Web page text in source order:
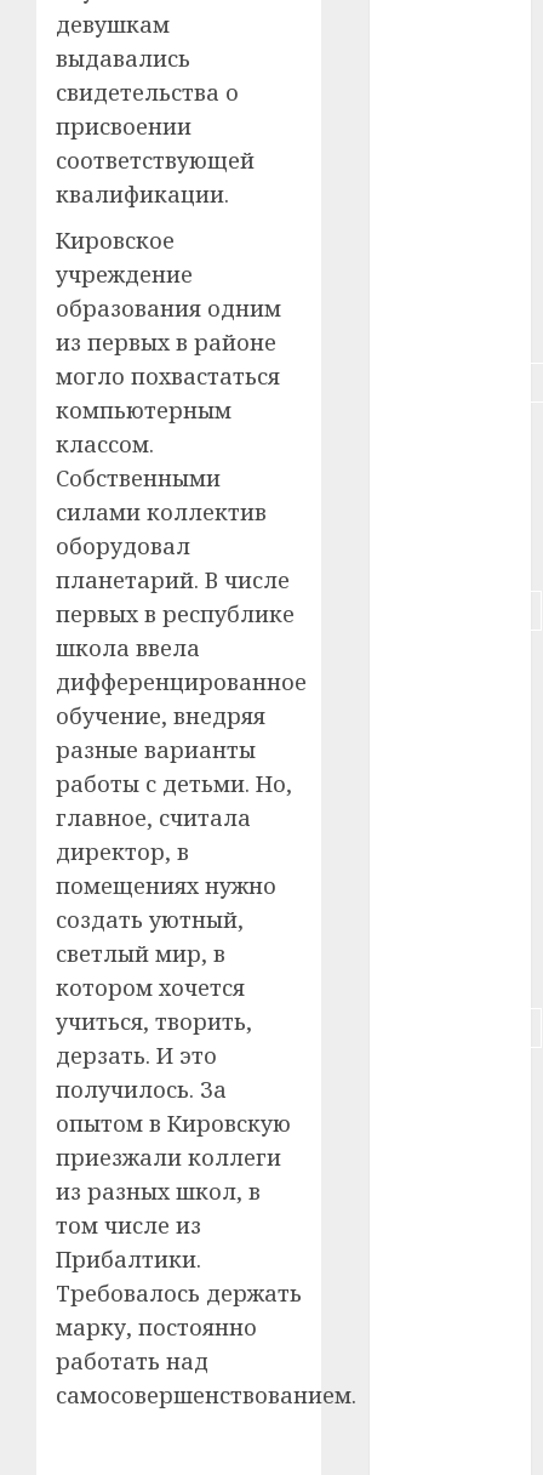
девушкам
выдавались
свидетельства о
присвоении
соответствующей
квалификации.
Кировское
учреждение
образования одним
из первых в районе
могло похвастаться
компьютерным
классом.
Собственными
силами коллектив
оборудовал
планетарий. В числе
первых в республике
школа ввела
дифференцированное
обучение, внедряя
разные варианты
работы с детьми. Но,
главное, считала
директор, в
помещениях нужно
создать уютный,
светлый мир, в
котором хочется
учиться, творить,
дерзать. И это
получилось. За
опытом в Кировскую
приезжали коллеги
из разных школ, в
том числе из
Прибалтики.
Требовалось держать
марку, постоянно
работать над
самосовершенствованием.